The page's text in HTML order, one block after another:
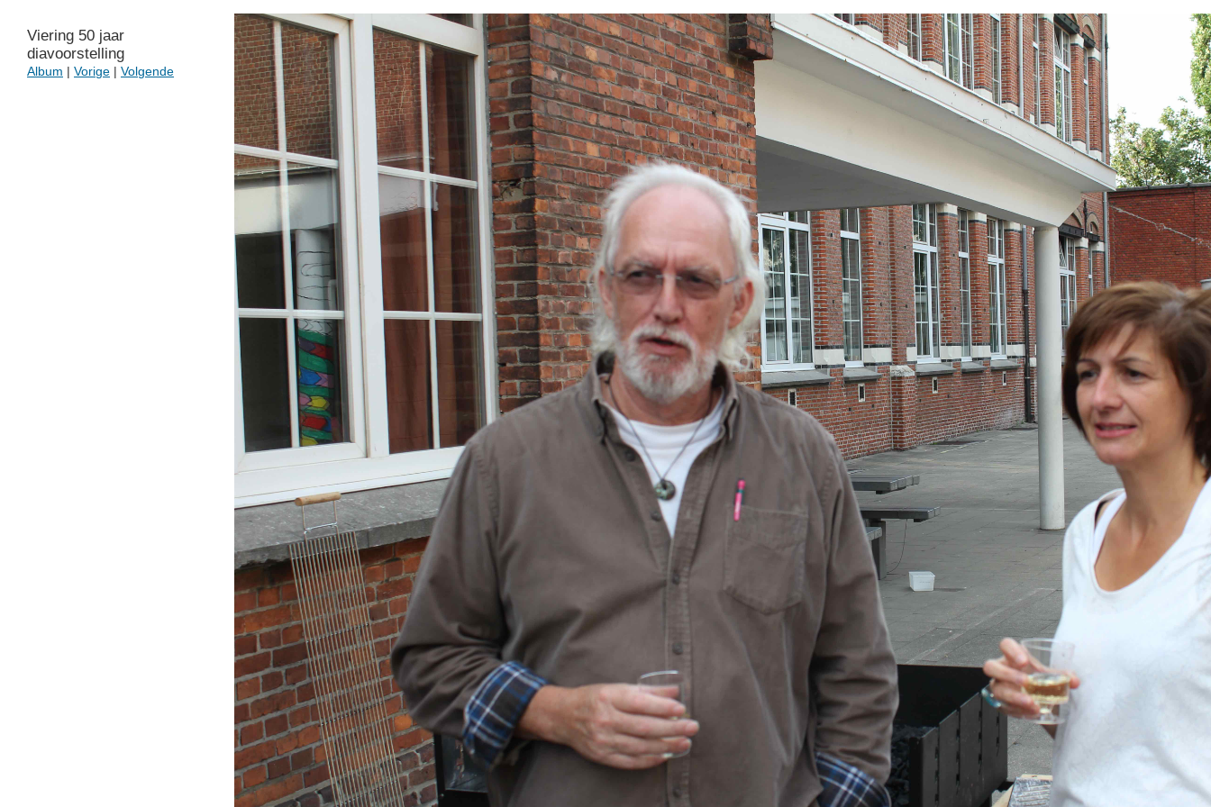
Viering 50 jaar
diavoorstelling
Album Vorige Volgende